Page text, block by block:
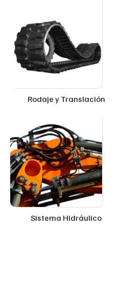
Rodaje y Translación
Sistema Hidráulico